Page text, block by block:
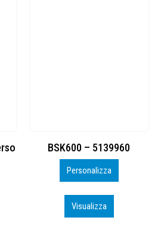
DTF
Personalizza
Visualizza